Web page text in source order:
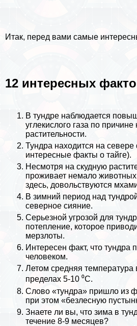
Итак, перед вами самые
12 интересных
В тундре наблюдается
углекислого газа по причине
растительности.
Тундра находится на севере
интересные факты о тайге).
Несмотря на скудную
проживает немало
здесь, довольствуются
В зимний период над
северное сияние.
Серьезной угрозой для
потепление, которое
мерзлоты.
Интересен факт, что тундра
человеком.
Летом средняя температура
пределах 5-10 ⁰С.
Слово «тундра» пришло из
при этом «безлесную
Знаете ли вы, что зима в
течение 8-9 месяцев?